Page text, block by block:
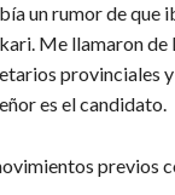
un rumor de que
Me llamaron
provinciales
es el candidato.
previos